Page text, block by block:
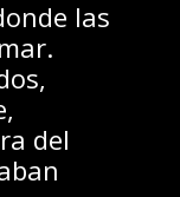
las
del